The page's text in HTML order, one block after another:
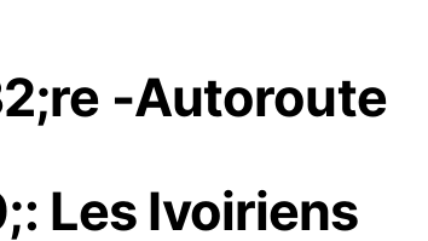
-Autoroute
Les Ivoiriens